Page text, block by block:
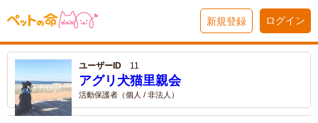
新規登録 ログイン
ユーザーID 11
アグリ犬猫里親会
活動保護者（個人 / 非法人）